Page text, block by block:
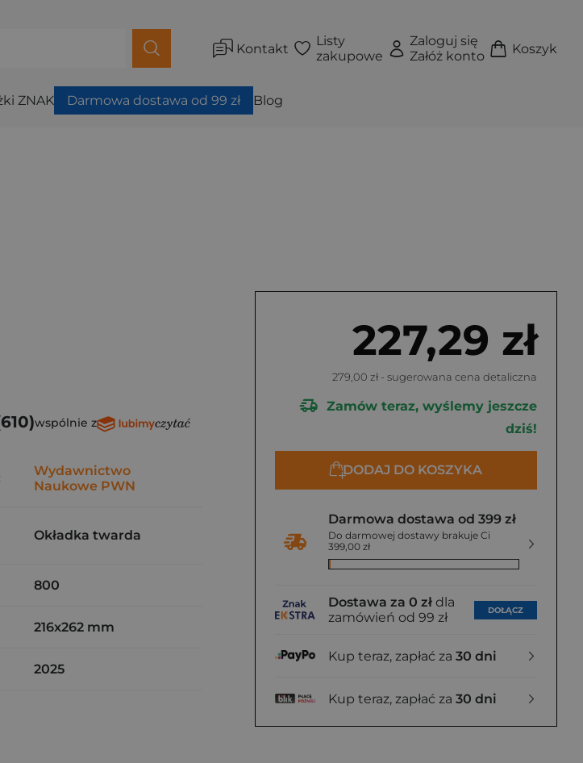
Kontakt
Listy
zakupowe
Zaloguj się
Załóż konto
Koszyk
ZNAK Darmowa dostawa od 99 zł Blog
227,29 zł
279,00 zł - sugerowana cena detaliczna
Zamów teraz, wyślemy jeszcze
dziś!
DODAJ DO KOSZYKA
Darmowa dostawa od 399 zł
Do darmowej dostawy brakuje Ci
399,00 zł
Dostawa za 0 zł dla
zamówień od 99 zł
DOŁĄCZ
Kup teraz, zapłać za 30 dni
Kup teraz, zapłać za 30 dni
wspólnie z
Wydawnictwo
Naukowe PWN
Okładka twarda
800
216x262 mm
2025